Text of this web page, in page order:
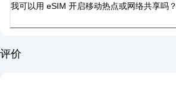
我可以用 eSIM 开启移动热点或网络共享吗？
评价